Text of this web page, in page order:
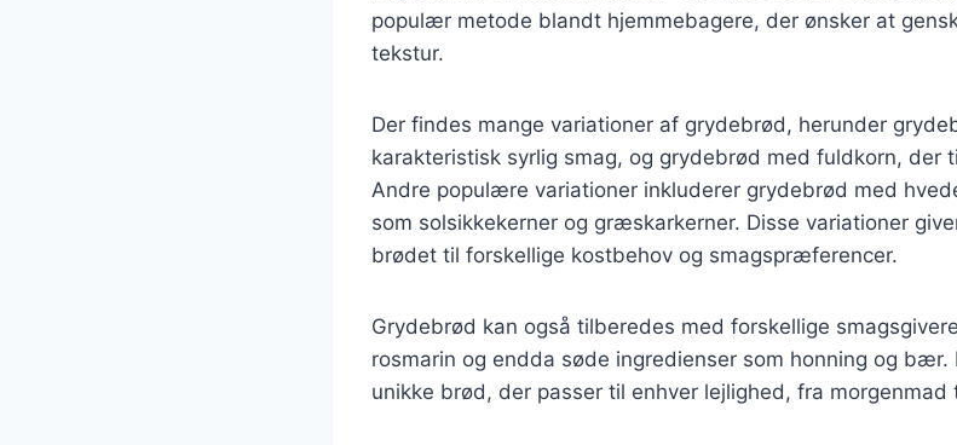
populær metode blandt hjemmebagere, der ønsker at
tekstur.
Der findes mange variationer af grydebrød, herunder
karakteristisk syrlig smag, og grydebrød med fuldkorn, der
Andre populære variationer inkluderer grydebrød med
som solsikkekerner og græskarkerner. Disse variationer
brødet til forskellige kostbehov og smagspræferencer.
Grydebrød kan også tilberedes med forskellige
rosmarin og endda søde ingredienser som honning og
unikke brød, der passer til enhver lejlighed, fra